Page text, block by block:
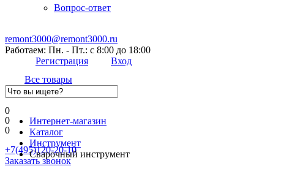
Вопрос-ответ
remont3000@remont3000.ru
Работаем: Пн. - Пт.: с 8:00 до 18:00
Регистрация
Вход
Все товары
0
0
0
+7(495)120-20-10
Заказать звонок
Интернет-магазин
Каталог
Инструмент
Сварочный инструмент